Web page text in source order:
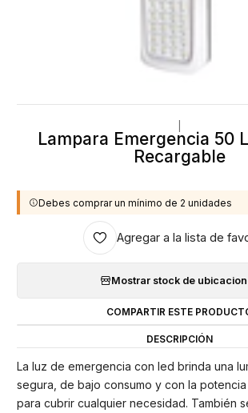
Lampara Emergencia 50
Recargable
Debes comprar un mínimo de 2 unidades
Agregar a la lista de
Mostrar stock de
COMPARTIR ESTE
DESCRIPCIÓN
La luz de emergencia con led brinda una
segura, de bajo consumo y con la
para cubrir cualquier necesidad. También